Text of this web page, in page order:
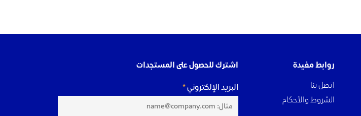
روابط مفيدة
اتصل بنا
الشروط والأحكام
اشترك للحصول على المستجدات
البريد الإلكتروني